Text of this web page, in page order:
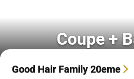
Coupe +
Good Hair Family 20eme